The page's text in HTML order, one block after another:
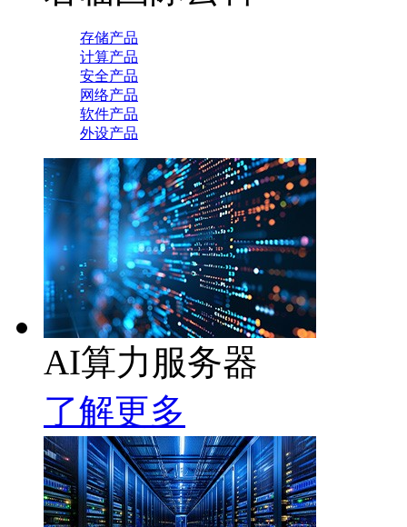
存储产品
计算产品
安全产品
网络产品
软件产品
外设产品
AI算力服务器
了解更多